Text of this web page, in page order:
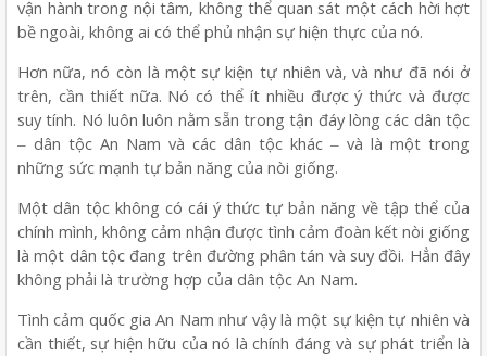
vận hành trong nội tâm, không thể quan sát một cách hời hợt
bề ngoài, không ai có thể phủ nhận sự hiện thực của nó.
Hơn nữa, nó còn là một sự kiện tự nhiên và, và như đã nói ở
trên, cần thiết nữa. Nó có thể ít nhiều được ý thức và được
suy tính. Nó luôn luôn nằm sẵn trong tận đáy lòng các dân tộc
‒ dân tộc An Nam và các dân tộc khác ‒ và là một trong
những sức mạnh tự bản năng của nòi giống.
Một dân tộc không có cái ý thức tự bản năng về tập thể của
chính mình, không cảm nhận được tình cảm đoàn kết nòi giống
là một dân tộc đang trên đường phân tán và suy đồi. Hẳn đây
không phải là trường hợp của dân tộc An Nam.
Tình cảm quốc gia An Nam như vậy là một sự kiện tự nhiên và
cần thiết, sự hiện hữu của nó là chính đáng và sự phát triển là